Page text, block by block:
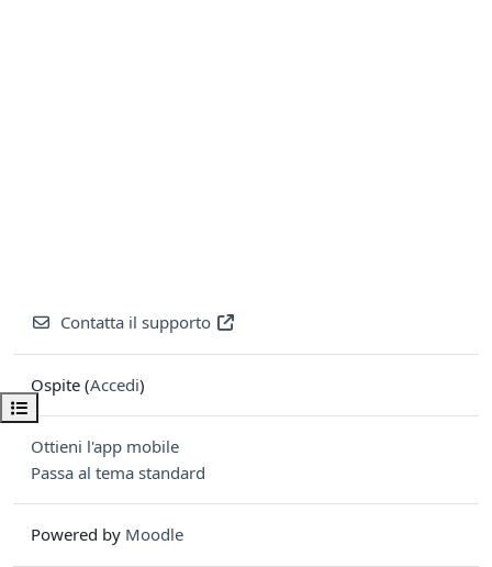
Apri indice del corso
Contatta il supporto
Ospite (Accedi)
Ottieni l'app mobile
Passa al tema standard
Powered by Moodle